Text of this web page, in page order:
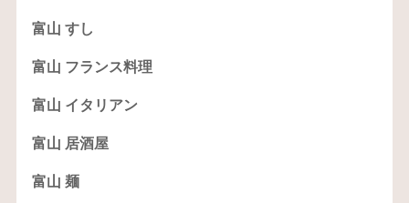
富山 すし
富山 フランス料理
富山 イタリアン
富山 居酒屋
富山 麺